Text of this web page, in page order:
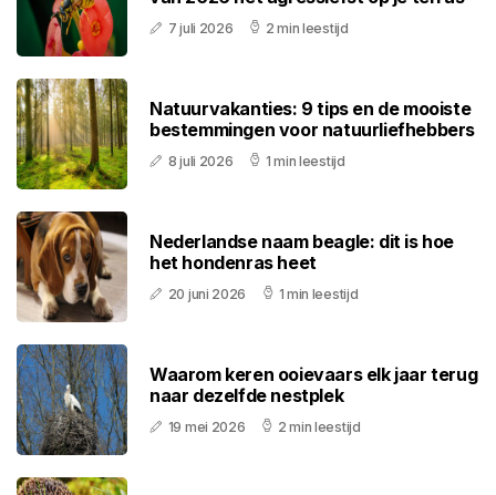
7 juli 2026 2 min leestijd
Natuurvakanties: 9 tips en de mooiste
bestemmingen voor natuurliefhebbers
8 juli 2026 1 min leestijd
Nederlandse naam beagle: dit is hoe
het hondenras heet
20 juni 2026 1 min leestijd
Waarom keren ooievaars elk jaar terug
naar dezelfde nestplek
19 mei 2026 2 min leestijd